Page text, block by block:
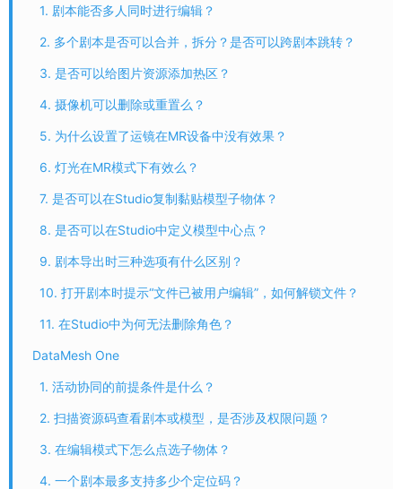
1. 剧本能否多人同时进行编辑？
2. 多个剧本是否可以合并，拆分？是否可以跨剧本跳转？
3. 是否可以给图片资源添加热区？
4. 摄像机可以删除或重置么？
5. 为什么设置了运镜在MR设备中没有效果？
6. 灯光在MR模式下有效么？
7. 是否可以在Studio复制黏贴模型子物体？
8. 是否可以在Studio中定义模型中心点？
9. 剧本导出时三种选项有什么区别？
10. 打开剧本时提示“文件已被用户编辑”，如何解锁文件？
11. 在Studio中为何无法删除角色？
DataMesh One
1. 活动协同的前提条件是什么？
2. 扫描资源码查看剧本或模型，是否涉及权限问题？
3. 在编辑模式下怎么点选子物体？
4. 一个剧本最多支持多少个定位码？